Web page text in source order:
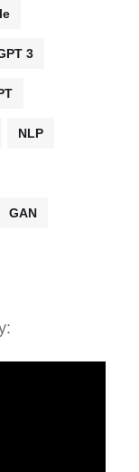
3
NLP
GAN